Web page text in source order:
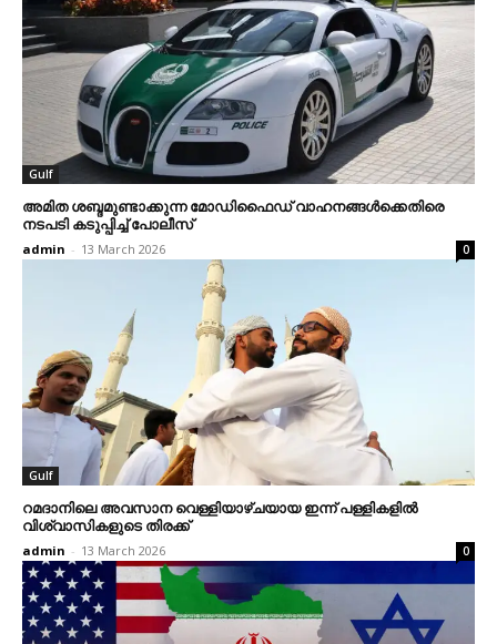
Gulf
അമിത ശബ്ദമുണ്ടാക്കുന്ന മോഡിഫൈഡ് വാഹനങ്ങള്‍ക്കെതിരെ
നടപടി കടുപ്പിച്ച് പോലീസ്
admin - 13 March 2026 0
Gulf
റമദാനിലെ അവസാന വെള്ളിയാഴ്ചയായ ഇന്ന് പള്ളികളില്‍
വിശ്വാസികളുടെ തിരക്ക്
admin - 13 March 2026 0